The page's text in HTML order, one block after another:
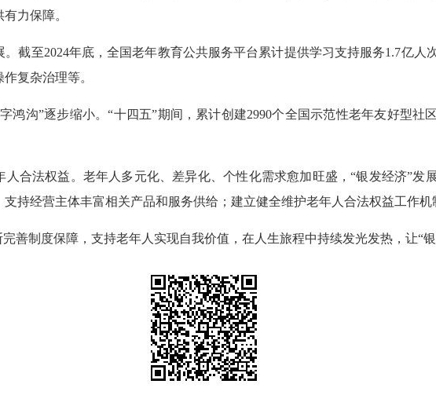
力保障。
截至2024年底，全国老年教育公共服务平台累计提供学习支持服务1.7亿人
复杂治理等。
鸿沟”逐步缩小。“十四五”期间，累计创建2990个全国示范性老年友好型社
人合法权益。老年人多元化、差异化、个性化需求愈加旺盛，“银发经济”发
持经营主体丰富相关产品和服务供给；建立健全维护老年人合法权益工作机
善制度保障，支持老年人实现自我价值，在人生旅程中持续发光发热，让“银